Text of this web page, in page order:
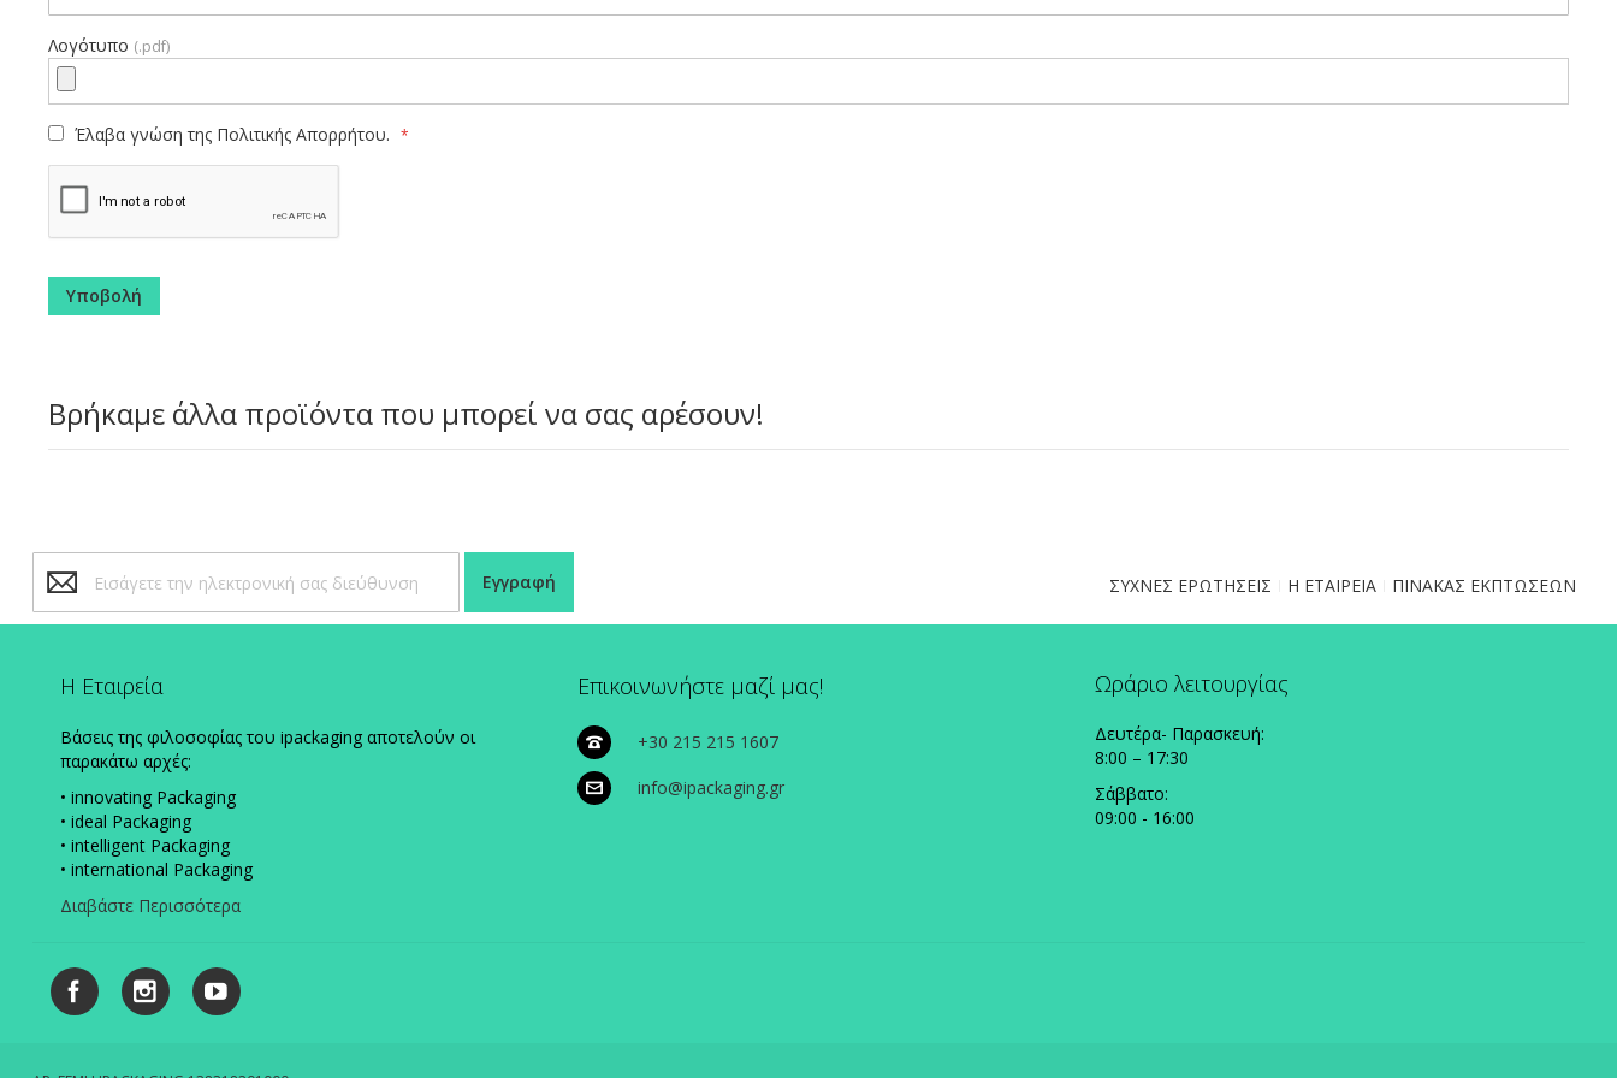
Λογότυπο (.pdf)
Έλαβα γνώση της Πολιτικής Απορρήτου.
Υποβολή
Βρήκαμε άλλα προϊόντα που μπορεί να σας αρέσουν!
στο
Ενημερωτικό
Εγγραφή ΣΥΧΝΕΣ ΕΡΩΤΗΣΕΙΣ Η ΕΤΑΙΡΕΙΑ ΠΙΝΑΚΑΣ ΕΚΠΤΩΣΕΩΝ
Η Εταιρεία
Βάσεις της φιλοσοφίας του ipackaging αποτελούν οι
παρακάτω αρχές:
• innovating Packaging
• ideal Packaging
• intelligent Packaging
• international Packaging
Διαβάστε Περισσότερα
Επικοινωνήστε μαζί μας!
+30 215 215 1607
info@ipackaging.gr
Ωράριο λειτουργίας
Δευτέρα- Παρασκευή:
8:00 – 17:30
Σάββατο:
09:00 - 16:00